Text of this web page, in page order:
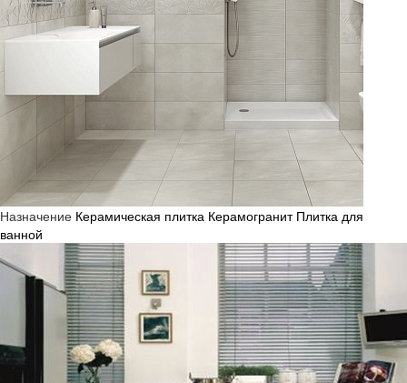
Назначение Керамическая плитка Керамогранит Плитка для
ванной